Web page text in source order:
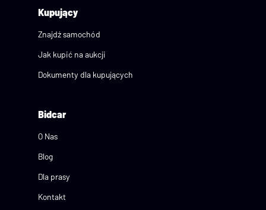
Kupujący
Znajdź samochód
Jak kupić na aukcji
Dokumenty dla kupujących
Bidcar
O Nas
Blog
Dla prasy
Kontakt